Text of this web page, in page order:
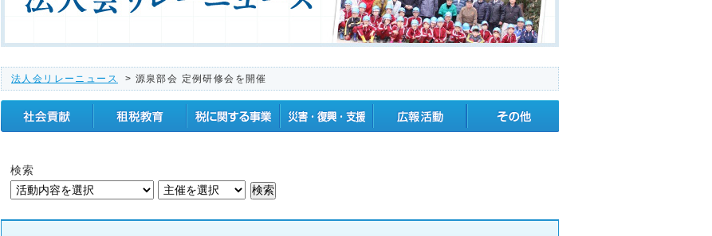
法人会リレーニュース > 源泉部会 定例研修会を開催
社会貢献 租税教育 税に関する事業 震災復興支援・応援広報活動 その他
検索